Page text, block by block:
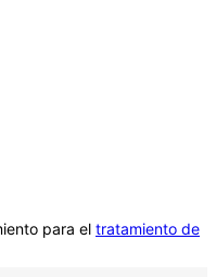
para el tratamiento de